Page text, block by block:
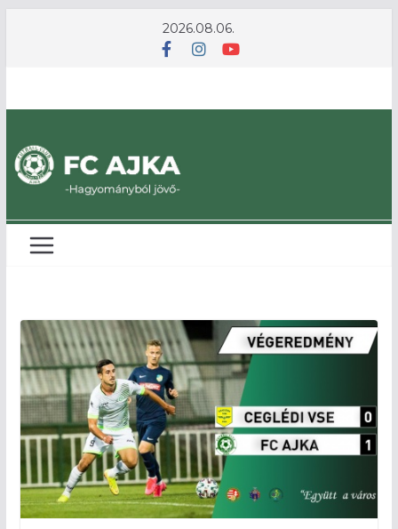
2026.08.06.